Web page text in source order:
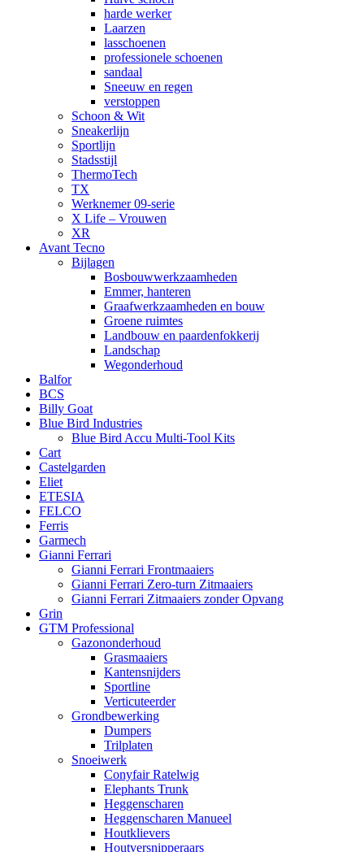
harde werker
Laarzen
lasschoenen
professionele schoenen
sandaal
Sneeuw en regen
verstoppen
Schoon & Wit
Sneakerlijn
Sportlijn
Stadsstijl
ThermoTech
TX
Werknemer 09-serie
X Life – Vrouwen
XR
Avant Tecno
Bijlagen
Bosbouwwerkzaamheden
Emmer, hanteren
Graafwerkzaamheden en bouw
Groene ruimtes
Landbouw en paardenfokkerij
Landschap
Wegonderhoud
Balfor
BCS
Billy Goat
Blue Bird Industries
Blue Bird Accu Multi-Tool Kits
Cart
Castelgarden
Eliet
ETESIA
FELCO
Ferris
Garmech
Gianni Ferrari
Gianni Ferrari Frontmaaiers
Gianni Ferrari Zero-turn Zitmaaiers
Gianni Ferrari Zitmaaiers zonder Opvang
Grin
GTM Professional
Gazononderhoud
Grasmaaiers
Kantensnijders
Sportline
Verticuteerder
Grondbewerking
Dumpers
Trilplaten
Snoeiwerk
Conyfair Ratelwig
Elephants Trunk
Heggenscharen
Heggenscharen Manueel
Houtklievers
Houtversnipperaars